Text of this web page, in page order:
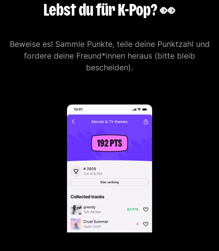
Lebst du für K-Pop? 👀
Beweise es! Sammle Punkte, teile deine Punktzahl und
fordere deine Freund*innen heraus (bitte bleib
bescheiden).